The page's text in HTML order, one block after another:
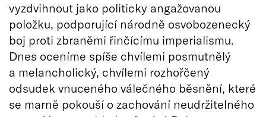
vyzdvihnout jako politicky angažovanou
položku, podporující národně osvobozenecký
boj proti zbraněmi řinčícímu imperialismu.
Dnes oceníme spíše chvílemi posmutnělý
a melancholický, chvílemi rozhořčený
odsudek vnuceného válečného běsnění, které
se marně pokouší o zachování neudržitelného